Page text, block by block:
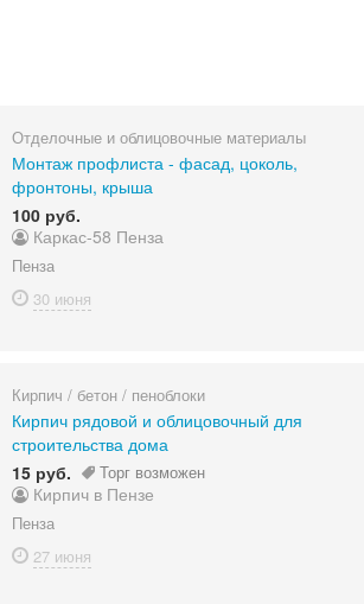
Отделочные и облицовочные материалы
Монтаж профлиста - фасад, цоколь,
фронтоны, крыша
100 руб.
Каркас-58 Пенза
Пенза
30 июня
Кирпич / бетон / пеноблоки
Кирпич рядовой и облицовочный для
строительства дома
15 руб.
Торг возможен
Кирпич в Пензе
Пенза
27 июня